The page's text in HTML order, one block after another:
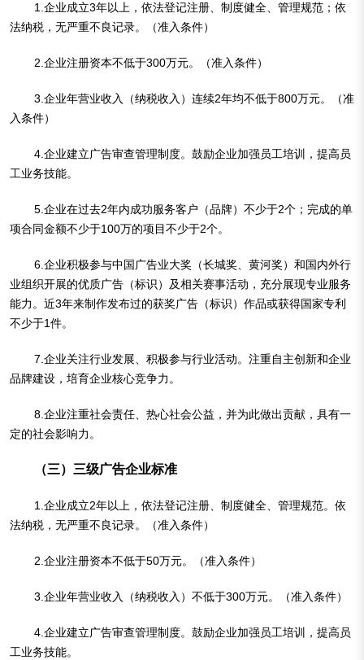
1.企业成立3年以上，依法登记注册、制度健全、管理规范；依
法纳税，无严重不良记录。（准入条件）
2.企业注册资本不低于300万元。（准入条件）
3.企业年营业收入（纳税收入）连续2年均不低于800万元。（准
入条件）
4.企业建立广告审查管理制度。鼓励企业加强员工培训，提高员
工业务技能。
5.企业在过去2年内成功服务客户（品牌）不少于2个；完成的单
项合同金额不少于100万的项目不少于2个。
6.企业积极参与中国广告业大奖（长城奖、黄河奖）和国内外行
业组织开展的优质广告（标识）及相关赛事活动，充分展现专业服务
能力。近3年来制作发布过的获奖广告（标识）作品或获得国家专利
不少于1件。
7.企业关注行业发展、积极参与行业活动。注重自主创新和企业
品牌建设，培育企业核心竞争力。
8.企业注重社会责任、热心社会公益，并为此做出贡献，具有一
定的社会影响力。
（三）三级广告企业标准
1.企业成立2年以上，依法登记注册、制度健全、管理规范。依
法纳税，无严重不良记录。（准入条件）
2.企业注册资本不低于50万元。（准入条件）
3.企业年营业收入（纳税收入）不低于300万元。（准入条件）
4.企业建立广告审查管理制度。鼓励企业加强员工培训，提高员
工业务技能。